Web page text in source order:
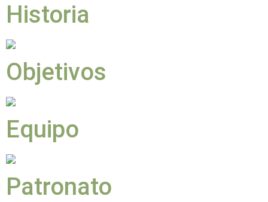
Historia
Objetivos
Equipo
Patronato